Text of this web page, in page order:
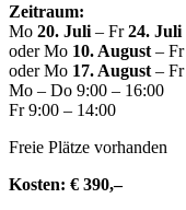
Zeitraum:
Mo 20. Juli – Fr24. Juli
oder Mo 10. August – Fr
oder Mo 17. August – Fr
Mo – Do 9:00 – 16:00
Fr 9:00 – 14:00
Freie Plätze vorhanden
Kosten: € 390,–